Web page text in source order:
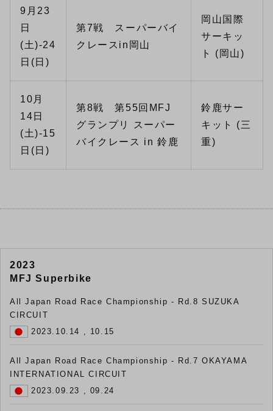
9月23
日
(土)-24
日(日)
第7戦 スーパーバイ
クレースin岡山
岡山国際
サーキッ
ト (岡山)
10月
14日
(土)-15
日(日)
第8戦 第55回MFJ
グランプリ スーパー
バイクレース in 鈴鹿
鈴鹿サー
キット (三
重)
2023
MFJ Superbike
All Japan Road Race Championship - Rd.8 SUZUKA
CIRCUIT
2023.10.14 , 10.15
All Japan Road Race Championship - Rd.7 OKAYAMA
INTERNATIONAL CIRCUIT
2023.09.23 , 09.24